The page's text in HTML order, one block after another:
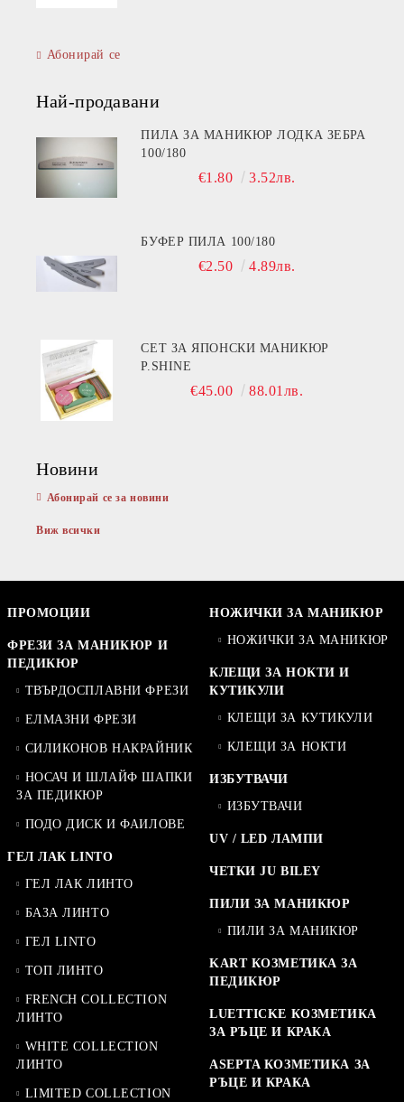
Абонирай се
Най-продавани
ПИЛА ЗА МАНИКЮР ЛОДКА ЗЕБРА
100/180
€1.80 3.52лв.
БУФЕР ПИЛА 100/180
€2.50 4.89лв.
СЕТ ЗА ЯПОНСКИ МАНИКЮР
P.SHINE
€45.00 88.01лв.
Новини
Абонирай се за новини
Виж всички
ПРОМОЦИИ
ФРЕЗИ ЗА МАНИКЮР И
ПЕДИКЮР
ТВЪРДОСПЛАВНИ ФРЕЗИ
ЕЛМАЗНИ ФРЕЗИ
СИЛИКОНОВ НАКРАЙНИК
НОСАЧ И ШЛАЙФ ШАПКИ
ЗА ПЕДИКЮР
ПОДО ДИСК И ФАИЛОВЕ
ГЕЛ ЛАК LINTO
ГЕЛ ЛАК ЛИНТО
БАЗА ЛИНТО
ГЕЛ LINTO
ТОП ЛИНТО
FRENCH COLLECTION
ЛИНТО
WHITE COLLECTION
ЛИНТО
LIMITED COLLECTION
НОЖИЧКИ ЗА МАНИКЮР
НОЖИЧКИ ЗА МАНИКЮР
КЛЕЩИ ЗА НОКТИ И
КУТИКУЛИ
КЛЕЩИ ЗА КУТИКУЛИ
КЛЕЩИ ЗА НОКТИ
ИЗБУТВАЧИ
ИЗБУТВАЧИ
UV / LED ЛАМПИ
ЧЕТКИ JU BILEY
ПИЛИ ЗА МАНИКЮР
ПИЛИ ЗА МАНИКЮР
KART КОЗМЕТИКА ЗА
ПЕДИКЮР
LUETTICKE КОЗМЕТИКА
ЗА РЪЦЕ И КРАКА
ASEPTA КОЗМЕТИКА ЗА
РЪЦЕ И КРАКА